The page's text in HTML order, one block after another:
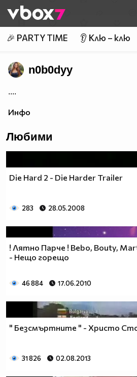
👾
🎉 PARTY TIME 👂 Клю – клю
n0b0dyy
....
Инфо
Любими
Die Hard 2 - Die Harder Trailer
283 28.05.2008
! Лятно Парче ! Bebo, Bouty,
- Нещо горещо
46 884 17.06.2010
" Безсмъртните " - Христо
31 826 02.08.2013